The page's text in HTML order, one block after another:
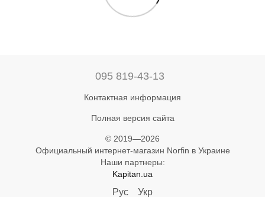
095 819-43-13
Контактная информация
Полная версия сайта
© 2019—2026
Официальный интернет-магазин Norfin в Украине
Наши партнеры:
Kapitan.ua
Рус Укр